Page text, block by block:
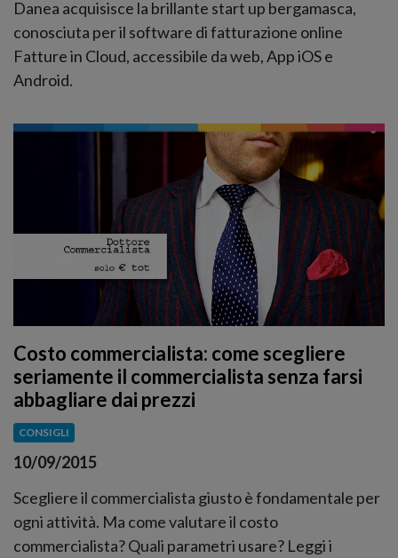
Danea acquisisce la brillante start up bergamasca,
conosciuta per il software di fatturazione online
Fatture in Cloud, accessibile da web, App iOS e
Android.
Costo commercialista: come scegliere
seriamente il commercialista senza farsi
abbagliare dai prezzi
CONSIGLI
10/09/2015
Scegliere il commercialista giusto è fondamentale per
ogni attività. Ma come valutare il costo
commercialista? Quali parametri usare? Leggi i